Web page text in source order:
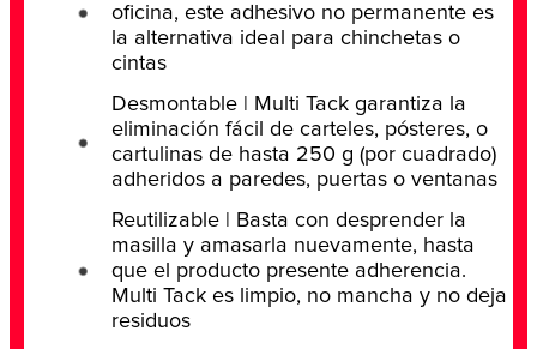
oficina, este adhesivo no permanente es
la alternativa ideal para chinchetas o
cintas
Desmontable | Multi Tack garantiza la
eliminación fácil de carteles, pósteres, o
cartulinas de hasta 250 g (por cuadrado)
adheridos a paredes, puertas o ventanas
Reutilizable | Basta con desprender la
masilla y amasarla nuevamente, hasta
que el producto presente adherencia.
Multi Tack es limpio, no mancha y no deja
residuos